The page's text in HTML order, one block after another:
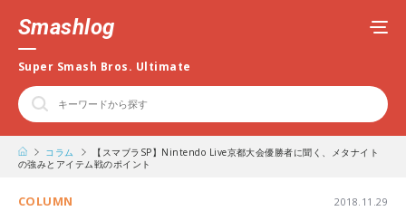
Smashlog
Super Smash Bros. Ultimate
コラム
【スマブラSP】Nintendo Live京都大会優勝者に聞く、メタナイト
の強みとアイテム戦のポイント
COLUMN 2018.11.29